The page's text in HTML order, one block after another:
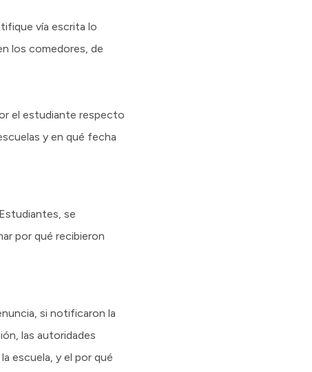
vía escrita lo
los comedores, de
el estudiante respecto
y en qué fecha
se
por qué recibieron
si notificaron la
las autoridades
escuela, y el por qué